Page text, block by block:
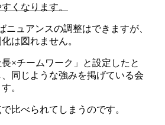
くなります。
ニュアンスの調整はできますが、
は図れません。
×チームワーク」と設定したと
同じような強みを掲げている会
。
比べられてしまうのです。